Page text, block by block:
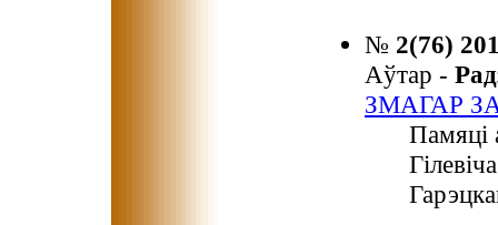
№ 2(76)
Аўтар -
ЗМАГАР
Памяці